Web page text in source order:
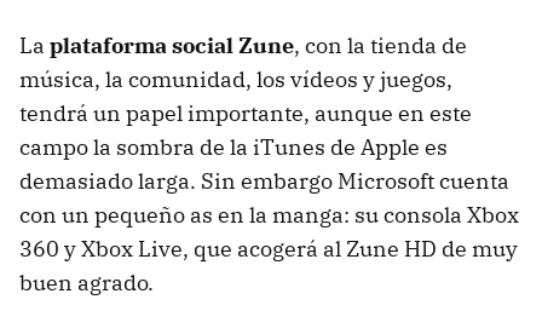
La plataforma social Zune, con la tienda de
música, la comunidad, los vídeos y juegos,
tendrá un papel importante, aunque en este
campo la sombra de la iTunes de Apple es
demasiado larga. Sin embargo Microsoft cuenta
con un pequeño as en la manga: su consola Xbox
360 y Xbox Live, que acogerá al Zune HD de muy
buen agrado.